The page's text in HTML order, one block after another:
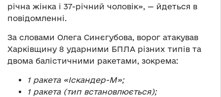
річна жінка і 37-річний чоловік», — йдеться в
повідомленні.
За словами Олега Синєгубова, ворог атакував
Харківщину 8 ударними БПЛА різних типів та
двома балістичними ракетами, зокрема:
1 ракета «Іскандер-М»;
1 ракета (тип встановлюється);